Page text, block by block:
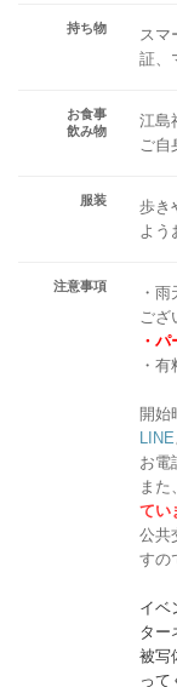
持ち物
スマ
証、
お食事
飲み物
江島
ご
服装
歩き
よう
注意事項
・
ござ
・
・
開始
LINE
お電
また、
てい
公共
すの
イベ
ター
被写
って